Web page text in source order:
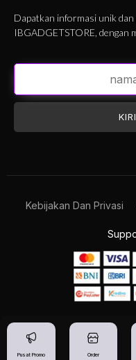
Dapatkan informasi unik
IBGADGETSTORE, dengan
Kebijakan Dan Privasi
Pusat Promo Order